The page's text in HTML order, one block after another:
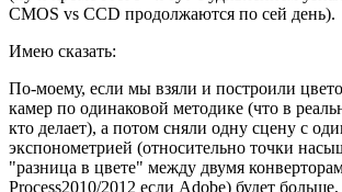
CMOS vs CCD продолжаются по сей день).
Имею сказать:
По-моему, если мы взяли и построили
камер по одинаковой методике (что в
кто делает), а потом сняли одну сцену с
экспонометрией (относительно точки
"разница в цвете" между двумя
Process2010/2012 если Adobe) будет